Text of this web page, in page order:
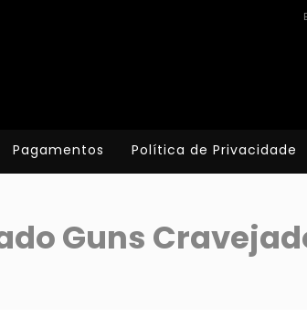
Pagamentos Política de Privacidade
Guns